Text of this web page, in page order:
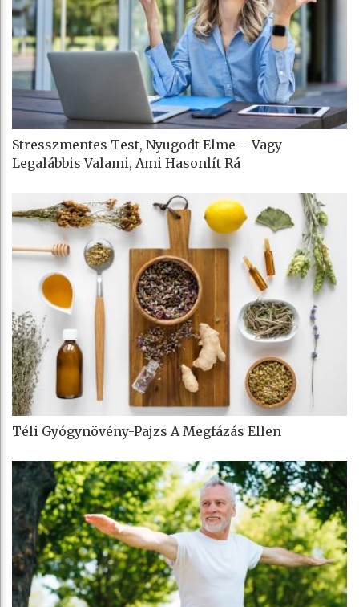
Stresszmentes Test, Nyugodt Elme – Vagy
Legalábbis Valami, Ami Hasonlít Rá
Téli Gyógynövény-Pajzs A Megfázás Ellen